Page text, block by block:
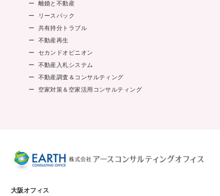
離婚と不動産
リースバック
共有持分トラブル
不動産再生
セカンドオピニオン
不動産入札システム
不動産調査＆コンサルティング
空家対策＆空家活用コンサルティング
大阪オフィス